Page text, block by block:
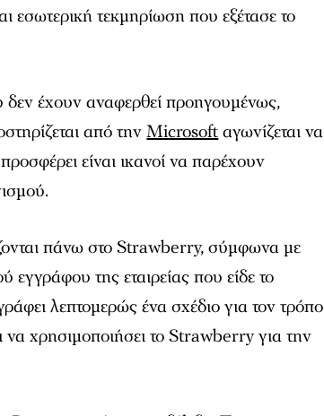
εσωτερική τεκμηρίωση που εξέτασε το
δεν έχουν αναφερθεί προηγουμένως,
από τηνMicrosoftαγωνίζεται να
είναι ικανοί να παρέχουν
πάνω στο Strawberry, σύμφωνα με
της εταιρείας που είδε το
λεπτομερώς ένα σχέδιο για τον τρόπο
χρησιμοποιήσει το Strawberry για την